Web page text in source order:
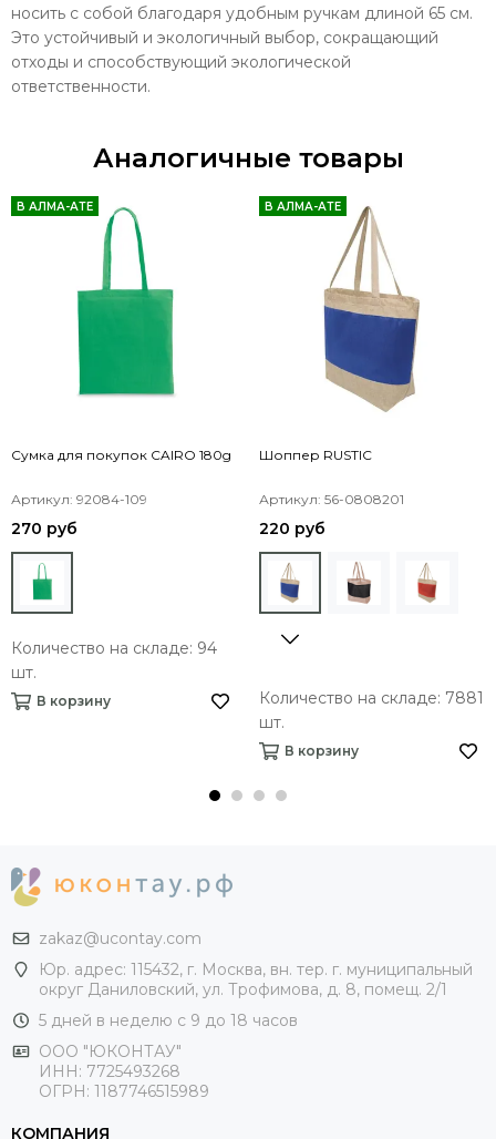
носить с собой благодаря удобным ручкам длиной 65 см.
Это устойчивый и экологичный выбор, сокращающий
отходы и способствующий экологической
ответственности.
Аналогичные товары
В АЛМА-АТЕ
Сумка для покупок CAIRO 180g
Артикул: 92084-109
270 руб
Количество на складе: 94
шт.
В корзину
В АЛМА-АТЕ
Шоппер RUSTIC
Артикул: 56-0808201
220 руб
Количество на складе: 7881
шт.
В корзину
zakaz@ucontay.com
Юр. адрес: 115432, г. Москва, вн. тер. г. муниципальный
округ Даниловский, ул. Трофимова, д. 8, помещ. 2/1
5 дней в неделю с 9 до 18 часов
ООО "ЮКОНТАУ"
ИНН: 7725493268
ОГРН: 1187746515989
КОМПАНИЯ